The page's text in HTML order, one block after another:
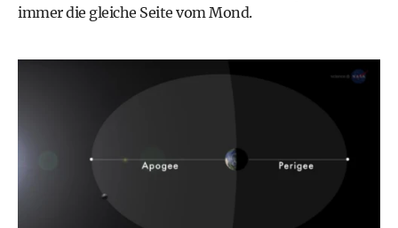
immer die gleiche Seite vom Mond.